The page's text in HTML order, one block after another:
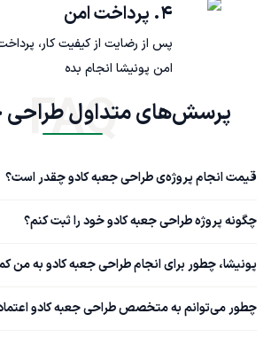
۴. پرداخت امن
پس از رضایت از کیفیت کار،
امن پونیشا انجام بده
پرسش‌های متداول طراحی جعبه کادو FAQ
قیمت انجام پروژه‌ی طراحی جعبه کادو چقدر است؟
چگونه پروژه طراحی جعبه کادو خود را ثبت کنم؟
پونیشا، چطور برای انجام طراحی جعبه کادو به من
چطور می‌توانم به متخصص طراحی جعبه کادو